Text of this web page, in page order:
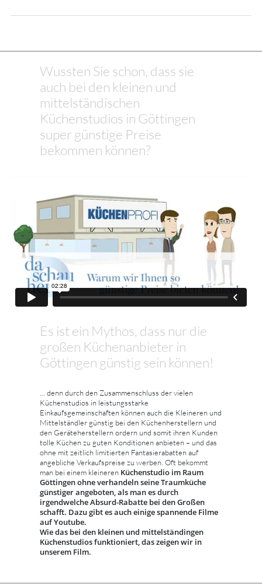
Wussten Sie schon, dass sie
auch bei den kleinen und
mittelständischen
Küchenstudios in Göttingen
super günstige Preise
bekommen können?
Es ist ein Mythos, dass nur die
großen Küchenanbieter in
Göttingen günstig sein können!
... denn durch den Zusammenschluss der vielen
Küchenstudios in leistungsstarke
Einkaufsgemeinschaften können auch die Kleineren und
Mittelständler günstig bei den Küchenherstellern und
den Geräteherstellern ordern und somit ihren Kunden
tolle Küchen zu guten Konditionen anbieten – und das
ohne mit zeitlich limitierten Fantasierabatten auf
angebliche Verkaufspreise zu werben. Oft bekommt
man bei einem kleineren Küchenstudio im Raum
Göttingen ohne verhandeln seine Traumküche
günstiger angeboten, als man es durch
irgendwelche Absurd-Rabatte bei den Großen
schafft. Dazu gibt es auch einige spannende Filme
auf Youtube.
Wie das bei den kleinen und mittelständingen
Küchenstudios funktioniert, das zeigen wir in
unserem Film.